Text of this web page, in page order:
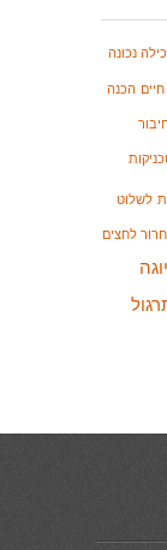
נכונה
הכנה
לשלוט
לחצים